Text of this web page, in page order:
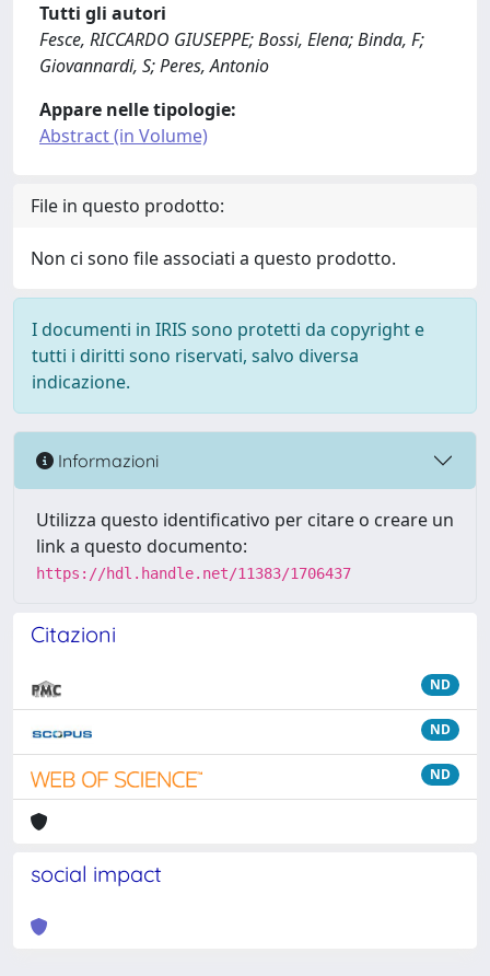
Tutti gli autori
Fesce, RICCARDO GIUSEPPE; Bossi, Elena; Binda, F;
Giovannardi, S; Peres, Antonio
Appare nelle tipologie:
Abstract (in Volume)
File in questo prodotto:
Non ci sono file associati a questo prodotto.
I documenti in IRIS sono protetti da copyright e
tutti i diritti sono riservati, salvo diversa
indicazione.
Informazioni
Utilizza questo identificativo per citare o creare un
link a questo documento:
https://hdl.handle.net/11383/1706437
Citazioni
ND
ND
ND
social impact